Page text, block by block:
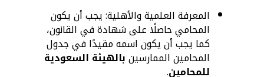
المعرفة العلمية والأهلية: يجب أن يكون
المحامي حاصلًا على شهادة في القانون،
كما يجب أن يكون اسمه مقيدًا في جدول
المحامين الممارسينبالهيئة السعودية
للمحامين.